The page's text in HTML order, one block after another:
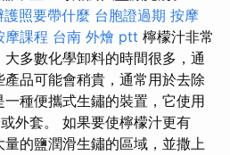
護照要帶什麼 台胞證過期 按摩
摩課程 台南 外燴 ptt 檸檬汁非常
多數化學卸料的時間很多，通
品可能會稍貴，通常用於去除
種便攜式生鏽的裝置，它使用
外套。 如果要使檸檬汁更有
的鹽潤滑生鏽的區域，並撒上